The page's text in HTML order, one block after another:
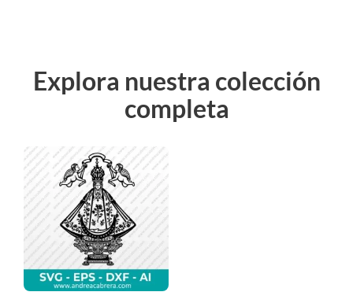
Explora nuestra colección
completa